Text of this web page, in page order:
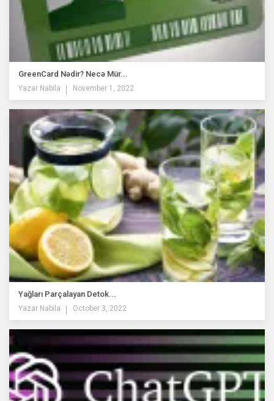
GreenCard Nədir? Necə Mür...
Yazar Nabila November 1, 2022
Yağları Parçalayan Detok...
Yazar Nabila October 3, 2022